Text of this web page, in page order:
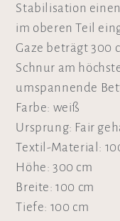
Stabilisation
im oberen Teil
Gaze beträgt 300
Schnur am
umspannende
Farbe: weiß
Ursprung: Fair
Textil-Material:
Höhe: 300 cm
Breite: 100 cm
Tiefe: 100 cm